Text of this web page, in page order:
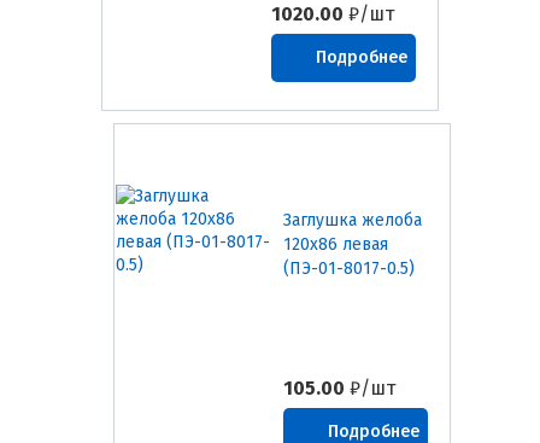
1020.00 ₽/шт
Подробнее
Заглушка желоба
120х86 левая
(ПЭ-01-8017-0.5)
105.00 ₽/шт
Подробнее